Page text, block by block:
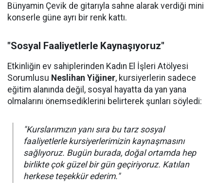
Bünyamin Çevik de gitarıyla sahne alarak verdiği mini
konserle güne ayrı bir renk kattı.
"Sosyal Faaliyetlerle Kaynaşıyoruz"
Etkinliğin ev sahiplerinden Kadın El İşleri Atölyesi
Sorumlusu Neslihan Yiğiner, kursiyerlerin sadece
eğitim alanında değil, sosyal hayatta da yan yana
olmalarını önemsediklerini belirterek şunları söyledi:
"Kurslarımızın yanı sıra bu tarz sosyal
faaliyetlerle kursiyerlerimizin kaynaşmasını
sağlıyoruz. Bugün burada, doğal ortamda hep
birlikte çok güzel bir gün geçiriyoruz. Katılan
herkese teşekkür ederim."